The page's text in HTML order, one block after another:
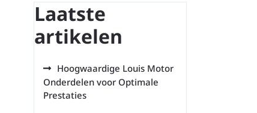
Laatste
artikelen
Hoogwaardige Louis Motor
Onderdelen voor Optimale
Prestaties